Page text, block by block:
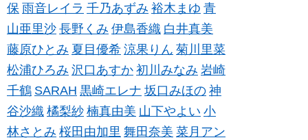
保 雨音レイラ 千乃あずみ 裕木まゆ 青
山亜里沙 長野くみ 伊島香織 白井真美
藤原ひとみ 夏目優希 涼果りん 菊川里菜
松浦ひろみ 沢口あすか 初川みなみ 岩崎
千鶴 SARAH 黒崎エレナ 坂口みほの 神
谷沙織 橘梨紗 楠真由美 山下やよい 小
林さとみ 桜田由加里 舞田奈美 菜月アン